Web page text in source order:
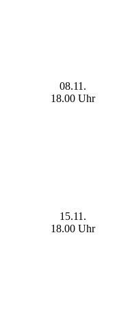
08.11.
18.00 Uhr
15.11.
18.00 Uhr